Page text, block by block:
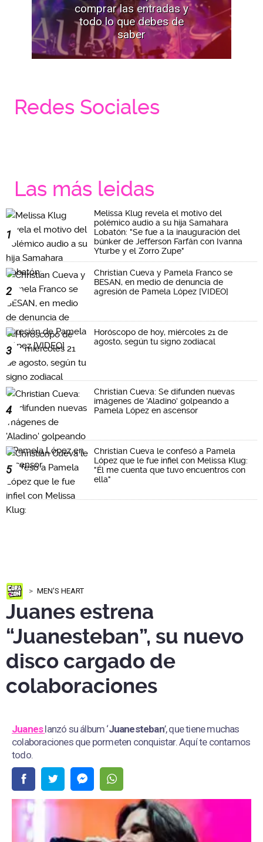
comprar las entradas y
todo lo que debes de
saber
Redes Sociales
Las más leidas
1
Melissa Klug revela el motivo del
polémico audio a su hija Samahara
Lobatón: "Se fue a la inauguración del
búnker de Jefferson Farfán con Ivanna
Yturbe y el Zorro Zupe"
2
Christian Cueva y Pamela Franco se
BESAN, en medio de denuncia de
agresión de Pamela López [VIDEO]
3
Horóscopo de hoy, miércoles 21 de
agosto, según tu signo zodiacal
4
Christian Cueva: Se difunden nuevas
imágenes de 'Aladino' golpeando a
Pamela López en ascensor
5
Christian Cueva le confesó a Pamela
López que le fue infiel con Melissa Klug:
"Él me cuenta que tuvo encuentros con
ella"
MEN'S HEART
Juanes estrena
“Juanesteban”, su nuevo
disco cargado de
colaboraciones
Juaneslanzó su álbum ‘Juanesteban’, que tiene muchas
colaboraciones que pormeten conquistar. Aquí te contamos
todo.